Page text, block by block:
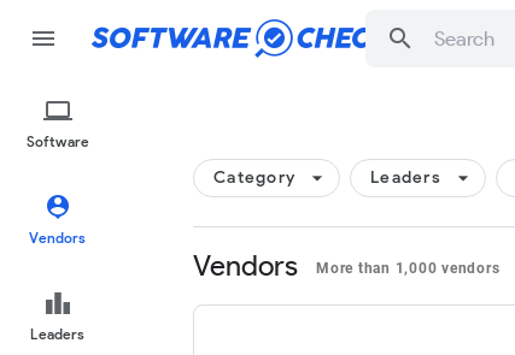
computer
Software
person_pin
Vendors
leaderboard
Leaders
menu search
Category arrow_drop_down Leaders arrow_drop_down
Vendors More than 1,000 vendors